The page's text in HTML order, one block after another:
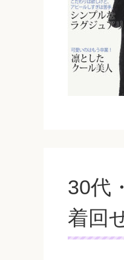
30代
着回